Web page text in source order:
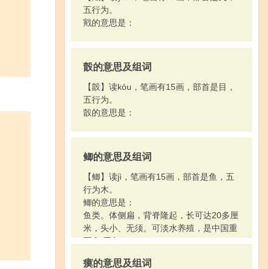
五行为。
戭的意思是：
瞉的意思及组词
【瞉】读kòu，笔画有15画，部首是目，
五行为。
瞉的意思是：
鲫的意思及组词
【鲫】读jì，笔画有15画，部首是鱼，五
行为木。
鲫的意思是：
鱼类。体侧扁，背脊隆起，长可达20多厘
米，头小、无须。可淡水养殖，是中国重
要食 用鱼。
瘼的意思及组词